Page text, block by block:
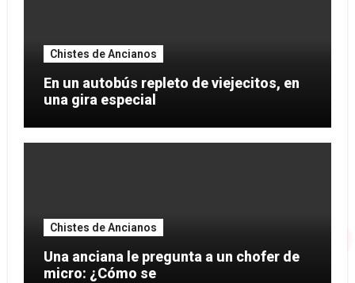
Chistes de Ancianos
En un autobús repleto de viejecitos, en
una gira especial
Chistes de Ancianos
Una anciana le pregunta a un chofer de
micro: ¿Cómo se